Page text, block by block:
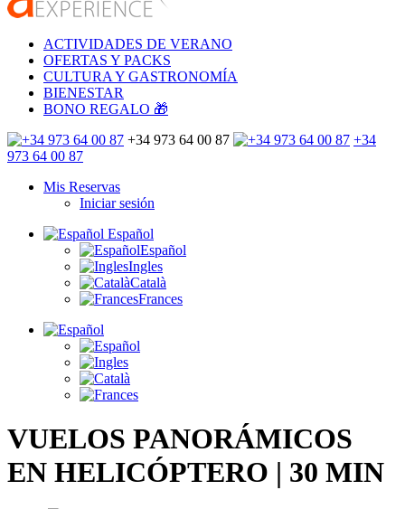
ACTIVIDADES DE VERANO
OFERTAS Y PACKS
CULTURA Y GASTRONOMÍA
BIENESTAR
BONO REGALO 🎁
+34 973 64 00 87
+34
973 64 00 87
Mis Reservas
Iniciar sesión
Español
Español
Ingles
Català
Frances
VUELOS PANORÁMICOS
EN HELICÓPTERO | 30 MIN